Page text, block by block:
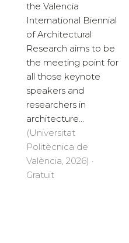
the Valencia
International Biennial
of Architectural
Research aims to be
the meeting point for
all those keynote
speakers and
researchers in
architecture...
(Universitat
Politècnica de
València, 2026) ·
Gratuït